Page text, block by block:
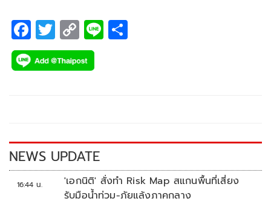
F
ac
e
k
T
wi
tt
C
o
p
k
Li
NEWS UPDATE
16:44 น.
'เอกนิติ' สั่งทำ Risk Map สแกนพื้นที่เสี่ยง
รับมือน้ำท่วม-ภัยแล้งภาคกลาง